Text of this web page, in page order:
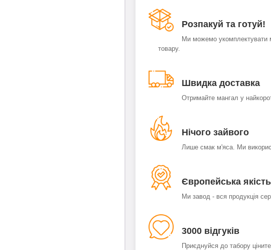
Розпакуй та готуй!
Ми можемо укомплектувати
товару.
Швидка доставка
Отримайте мангал у
Нічого зайвого
Лише смак м'яса. Ми
Європейська якість
Ми завод - вся продукція
3000 відгуків
Приєднуйся до табору